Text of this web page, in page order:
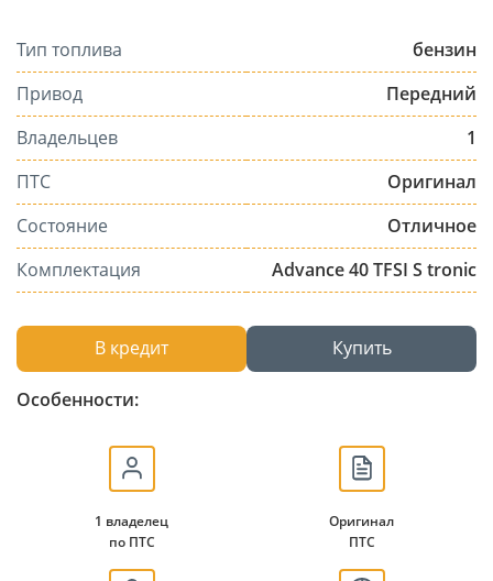
Тип топлива
бензин
Привод
Передний
Владельцев
1
ПТС
Оригинал
Состояние
Отличное
Комплектация
Advance 40 TFSI S tronic
В кредит Купить
Особенности:
1 владелец
по ПТС
Оригинал
ПТС